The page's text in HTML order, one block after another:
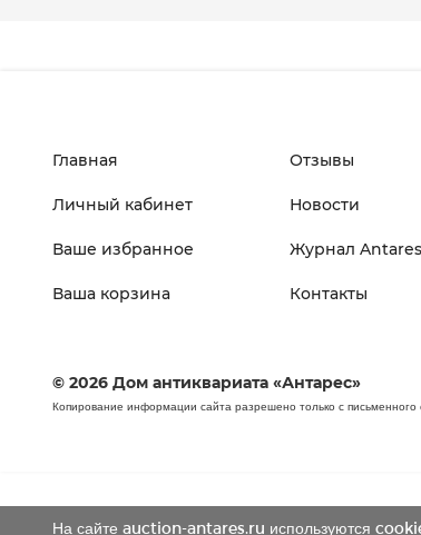
На сайте auction-antares.ru используются
Главная
Личный кабинет
Ваше избранное
Ваша корзина
Отзывы
Новости
Журнал
Контакты
© 2026 Дом антиквариата «Антарес»
Копирование информации сайта разрешено только с письменного